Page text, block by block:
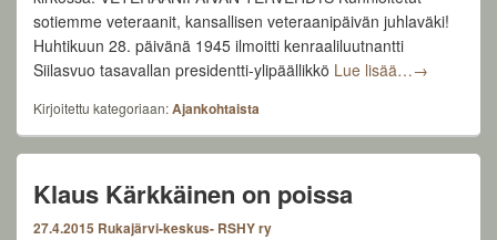
sotiemme veteraanit, kansallisen veteraanipäivän juhlaväki!
Huhtikuun 28. päivänä 1945 ilmoitti kenraaliluutnantti
Siilasvuo tasavallan presidentti-ylipäällikkö Lue lisää…→
Kirjoitettu kategoriaan:Ajankohtaista
Klaus Kärkkäinen on poissa
27.4.2015 Rukajärvi-keskus- RSHY ry